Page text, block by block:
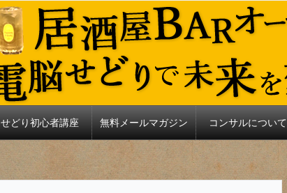
せどり初心者講座 無料メールマガジン コンサルについて